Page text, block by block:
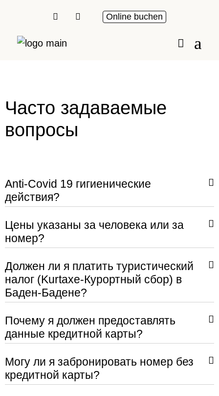
Online buchen
Часто задаваемые
вопросы
Anti-Covid 19 гигиенические
действия?
Цены указаны за человека или за
номер?
Должен ли я платить туристический
налог (Kurtaxe-Курортный сбор) в
Баден-Бадене?
Почему я должен предоставлять
данные кредитной карты?
Могу ли я забронировать номер без
кредитной карты?